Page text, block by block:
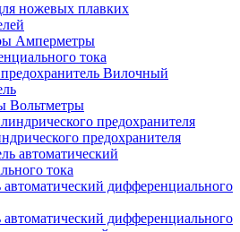
ножевых плавких
Амперметры
тока
Вилочный
Вольтметры
предохранителя
дифференциального
дифференциального